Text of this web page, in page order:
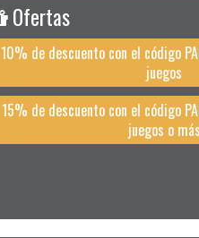
Ofertas
10% de descuento con el código
juegos
15% de descuento con el código
juegos o más